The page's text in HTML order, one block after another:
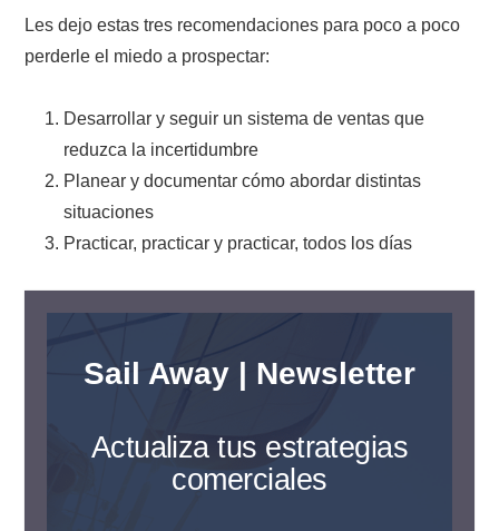
Les dejo estas tres recomendaciones para poco a poco
perderle el miedo a prospectar:
Desarrollar y seguir un sistema de ventas que
reduzca la incertidumbre
Planear y documentar cómo abordar distintas
situaciones
Practicar, practicar y practicar, todos los días
Sail Away | Newsletter
Actualiza tus estrategias
comerciales